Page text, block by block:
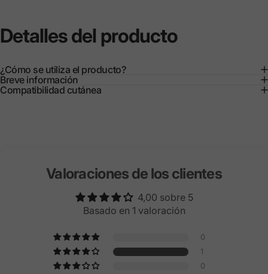
Detallesdel producto
¿Cómo se utiliza el producto?
Breve información
Compatibilidad cutánea
Valoraciones de los clientes
4,00 sobre 5
Basado en 1 valoración
0
1
0